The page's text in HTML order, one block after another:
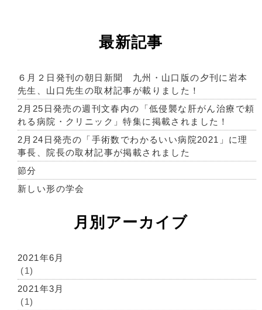
最新記事
６月２日発刊の朝日新聞 九州・山口版の夕刊に岩本
先生、山口先生の取材記事が載りました！
2月25日発売の週刊文春内の「低侵襲な肝がん治療で頼
れる病院・クリニック」特集に掲載されました！
2月24日発売の「手術数でわかるいい病院2021」に理
事長、院長の取材記事が掲載されました
節分
新しい形の学会
月別アーカイブ
2021年6月
(1)
2021年3月
(1)